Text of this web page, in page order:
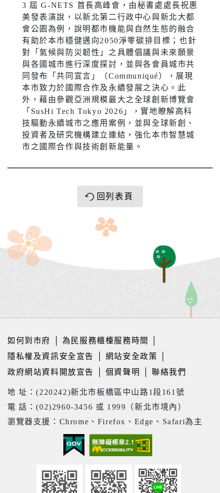
3 屆 G-NETS 首長高峰會，由秘書處處長祝惠
美發表演說，以新北第二行政中心與新北大都
會公園為例，說明都市機能與自然生態的融合
有助於本市穩健邁向2050淨零碳排目標；也針
對「氣候與防災韌性」之具體倡議與未來願景
與各國城市進行深度探討，並與各會員城市共
同發布「共同宣言」（Communiqué），展現
本市致力於國際合作及永續發展之決心。此
外，藉由參觀亞洲規模最大之全球創新博覽會
「SusHi Tech Tokyo 2026」，實地瞭解高科
技驅動永續城市之應用案例，並與全球新創、
投資者及研究機構建立連結，強化本市智慧城
市之國際合作與技術創新能量。
回列表頁
如何到市府 為民服務櫃檯服務時間
隱私權及資訊安全宣告
網站安全政策
政府網站資料開放宣告
個資聲明 │聯絡我們
地 址：(220242)新北市板橋區中山路1段161號
電 話：(02)2960-3456 或 1999（新北市境內）
瀏覽器支援：Chrome、Firefox、Edge、Safari為主